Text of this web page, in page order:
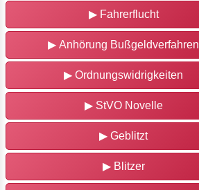
▶Fahrerflucht
▶ Anhörung Bußgeldverfahren
▶ Ordnungswidrigkeiten
▶StVO Novelle
▶ Geblitzt
▶Blitzer